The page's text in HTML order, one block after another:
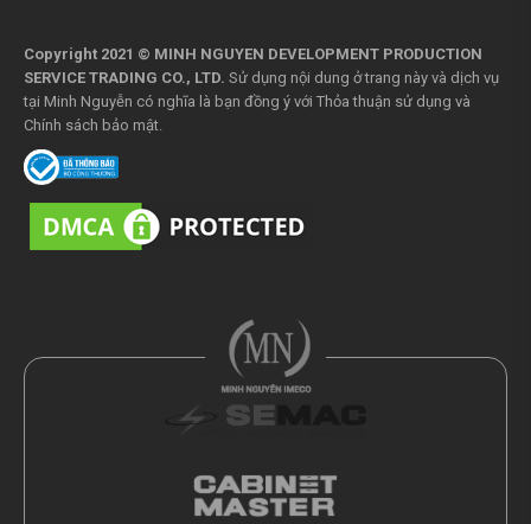
Copyright 2021 © MINH NGUYEN DEVELOPMENT PRODUCTION
SERVICE TRADING CO., LTD. Sử dụng nội dung ở trang này và dịch vụ
tại Minh Nguyễn có nghĩa là bạn đồng ý với Thỏa thuận sử dụng và
Chính sách bảo mật